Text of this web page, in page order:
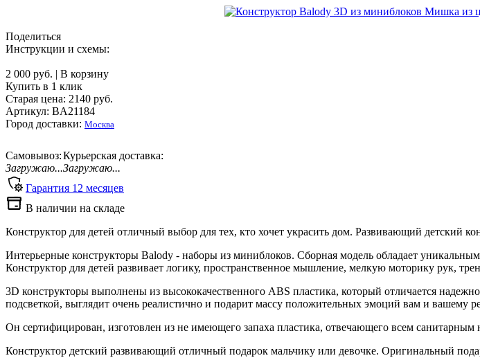
Поделиться
Инструкции и схемы:
2 000 руб. | В корзину
Купить в 1 клик
Старая цена: 2140 руб.
Артикул: BA21184
Город доставки: Москва
Самовывоз:
Загружаю...
Курьерская доставка:
Загружаю...
Гарантия 12 месяцев
В наличии на складе
Конструктор для детей отличный выбор для тех, кто хочет украсить дом. Развивающий детский
Интерьерные конструкторы Balody - наборы из миниблоков. Сборная модель обладает
Конструктор для детей развивает логику, пространственное мышление, мелкую моторику рук,
3D конструкторы выполнены из высококачественного ABS пластика, который отличается
подсветкой, выглядит очень реалистично и подарит массу положительных эмоций вам и вашему
Он сертифицирован, изготовлен из не имеющего запаха пластика, отвечающего всем санитарным
Конструктор детский развивающий отличный подарок мальчику или девочке. Оригинальный